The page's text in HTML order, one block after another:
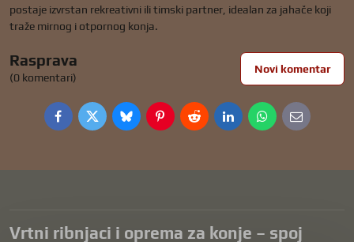
postaje izvrstan rekreativni ili timski partner, idealan za jahače koji
traže mirnog i otpornog konja.
Rasprava
(0 komentari)
Novi komentar
FacebookTwitterBlueskyPinterestRedditLinkedInWhatsApp
E-
mail
Vrtni ribnjaci i oprema za konje – spoj